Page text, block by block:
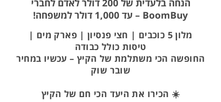
הנחה בלעדית של 200 דולר לאדם לחברי
BoomBuy – עד 1,000 דולר למשפחה!
מלון 5 כוכבים | חצי פנסיון | פארק מים |
טיסות כולל כבודה
החופשה הכי משתלמת של הקיץ – עכשיו במחיר
שובר שוק
☀️ הכירו את היעד הכי חם של הקיץ